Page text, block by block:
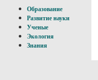
Образование
Развитие науки
Ученые
Экология
Знания